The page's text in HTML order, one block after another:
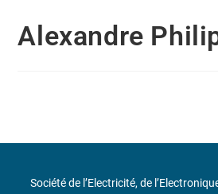
Alexandre
Société de l’Electricité, de